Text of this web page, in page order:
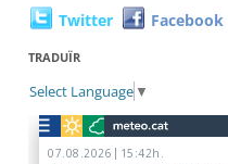
Twitter Facebook
TRADUÏR
Select Language ▼